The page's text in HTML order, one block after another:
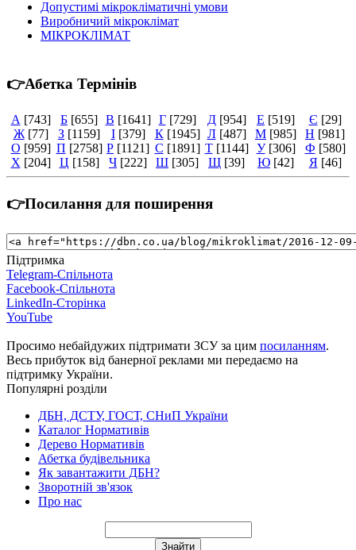
Допустимі мікрокліматичні умови
Виробничий мікроклімат
МІКРОКЛІМАТ
👉Абетка Термінів
А [743] Б [655] В [1641] Г [729] Д [954] Е [519] Є [29]
Ж [77] З [1159] І [379] К [1945] Л [487] М [985] Н [981]
О [959] П [2758] Р [1121] С [1891] Т [1144] У [306] Ф [580]
Х [204] Ц [158] Ч [222] Ш [305] Щ [39] Ю [42] Я [46]
👉Посилання для поширення
Підтримка
Telegram-Спільнота
Facebook-Спільнота
LinkedIn-Сторінка
YouTube
Просимо небайдужих підтримати ЗСУ за цим посиланням.
Весь прибуток від банерної реклами ми передаємо на
підтримку України.
Популярні розділи
ДБН, ДСТУ, ГОСТ, СНиП України
Каталог Нормативів
Дерево Нормативів
Абетка будівельника
Як завантажити ДБН?
Зворотній зв'язок
Про нас